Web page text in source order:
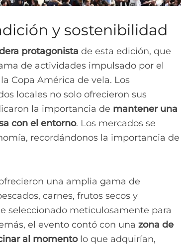
y sostenibilidad
protagonista de esta edición, que
de actividades impulsado por el
Copa América de vela. Los
locales no solo ofrecieron sus
la importancia de mantener una
con el entorno. Los mercados se
recordándonos la importancia de
una amplia gama de
carnes, frutos secos y
seleccionado meticulosamente para
el evento contó con una zona de
al momentolo que adquirían,